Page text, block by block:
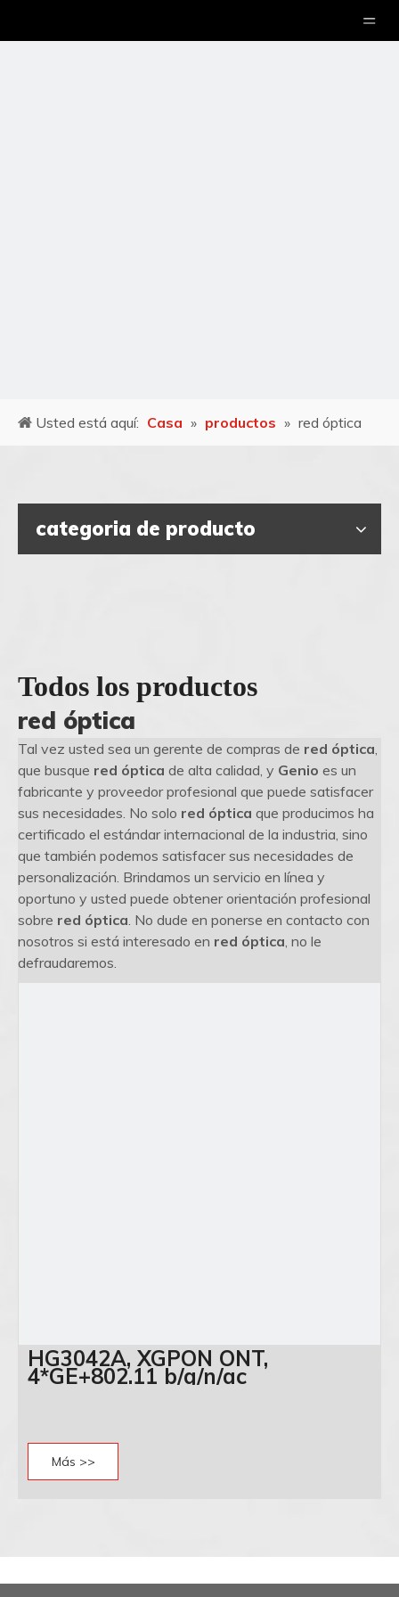
Usted está aquí: Casa » productos » red óptica
categoria de producto
Todos los productos
red óptica
Tal vez usted sea un gerente de compras de red óptica,
que busque red óptica de alta calidad, y Genio es un
fabricante y proveedor profesional que puede satisfacer
sus necesidades. No solo red óptica que producimos ha
certificado el estándar internacional de la industria, sino
que también podemos satisfacer sus necesidades de
personalización. Brindamos un servicio en línea y
oportuno y usted puede obtener orientación profesional
sobre red óptica. No dude en ponerse en contacto con
nosotros si está interesado en red óptica, no le
defraudaremos.
HG3042A, XGPON ONT,
4*GE+802.11 b/g/n/ac
Más >>